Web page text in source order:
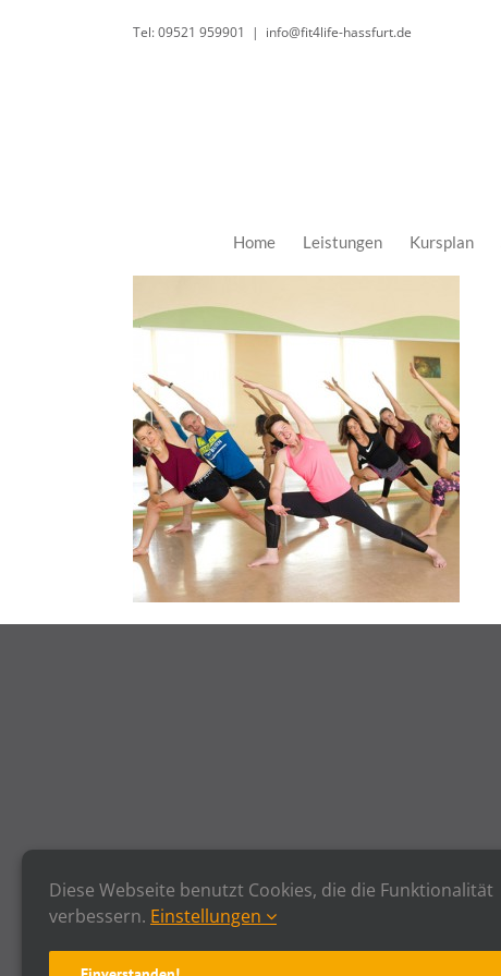
Tel: 09521 959901 | info@fit4life-hassfurt.de
Home Leistungen Kursplan
Diese Webseite benutzt Cookies, die die Funktionalität
verbessern. Einstellungen